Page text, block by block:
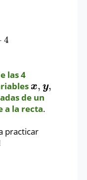
4
las 4
x, y,
x,y ,
de un
a la recta.
practicar